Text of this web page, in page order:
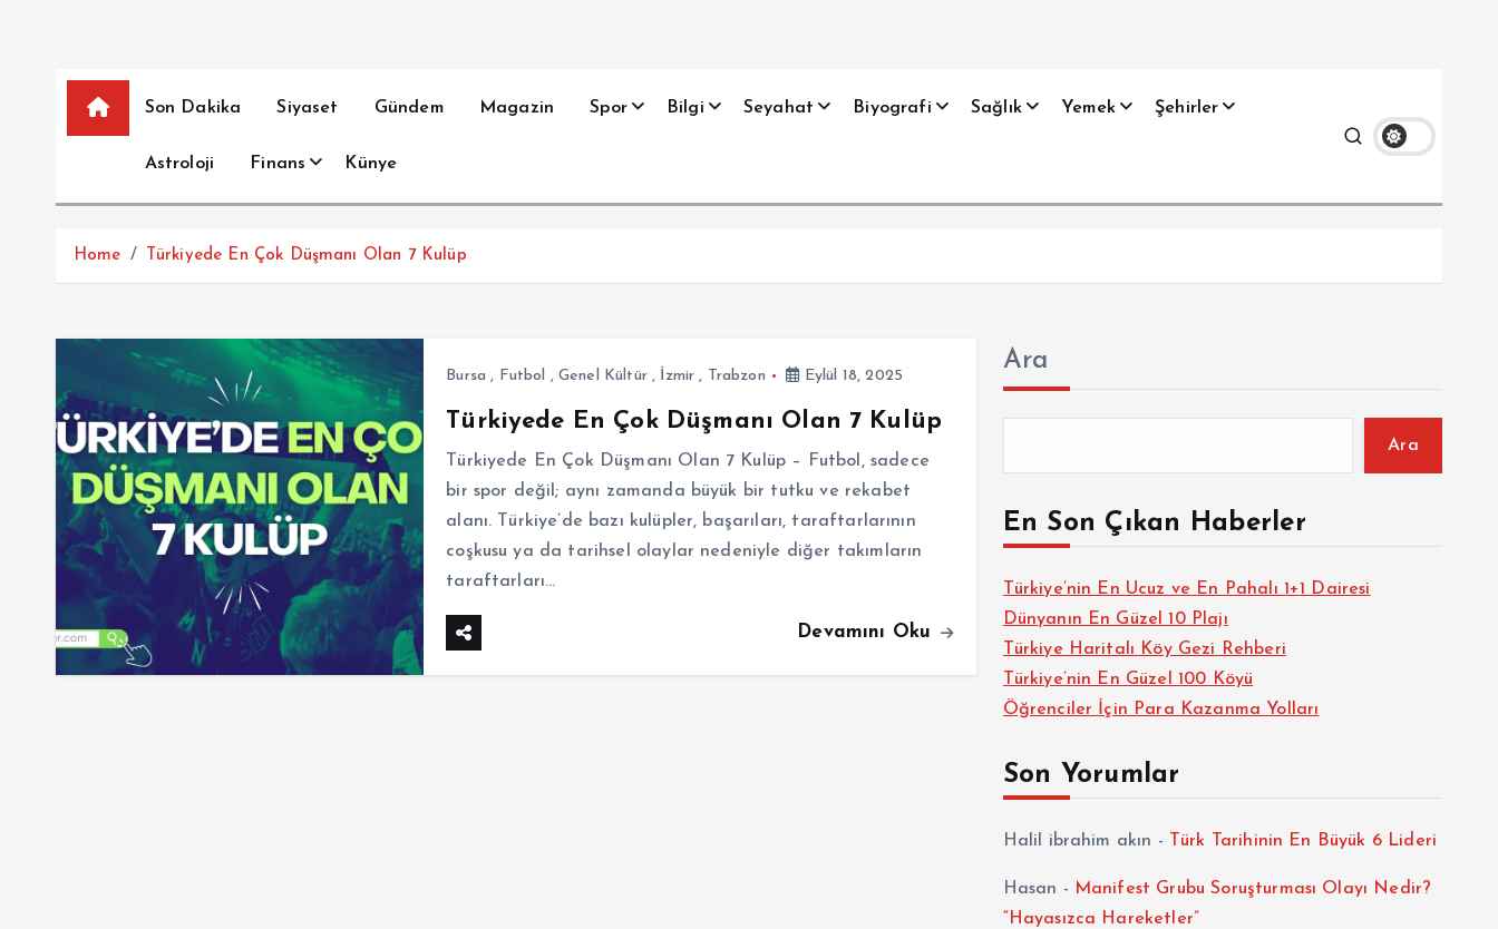
Son Dakika Siyaset Gündem Magazin Spor Bilgi Seyahat Biyografi Sağlık Yemek Şehirler
Astroloji Finans Künye
Home Türkiyede En Çok Düşmanı Olan 7 Kulüp
Bursa , Futbol , Genel Kültür, İzmir , Trabzon Eylül 18, 2025
Türkiyede En Çok Düşmanı Olan 7 Kulüp
Türkiyede En Çok Düşmanı Olan 7 Kulüp – Futbol, sadece
bir spor değil; aynı zamanda büyük bir tutku ve rekabet
alanı. Türkiye’de bazı kulüpler, başarıları, taraftarlarının
coşkusu ya da tarihsel olaylar nedeniyle diğer takımların
taraftarları…
Devamını Oku
Ara
Ara
En Son Çıkan Haberler
Türkiye’nin En Ucuz ve En Pahalı 1+1 Dairesi
Dünyanın En Güzel 10 Plajı
Türkiye Haritalı Köy Gezi Rehberi
Türkiye’nin En Güzel 100 Köyü
Öğrenciler İçin Para Kazanma Yolları
Son Yorumlar
Halil ibrahim akın - Türk Tarihinin En Büyük 6 Lideri
Hasan - Manifest Grubu Soruşturması Olayı Nedir?
“Hayasızca Hareketler”